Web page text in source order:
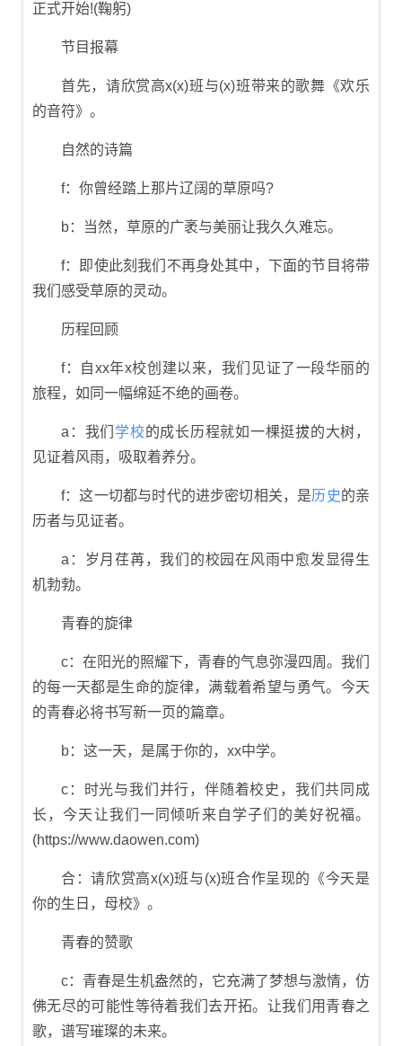
正式开始!(鞠躬)
节目报幕
首先，请欣赏高x(x)班与(x)班带来的歌舞《欢乐
的音符》。
自然的诗篇
f：你曾经踏上那片辽阔的草原吗?
b：当然，草原的广袤与美丽让我久久难忘。
f：即使此刻我们不再身处其中，下面的节目将带
我们感受草原的灵动。
历程回顾
f：自xx年x校创建以来，我们见证了一段华丽的
旅程，如同一幅绵延不绝的画卷。
a：我们 学校的成长历程就如一棵挺拔的大树，
见证着风雨，吸取着养分。
f：这一切都与时代的进步密切相关，是历史的亲
历者与见证者。
a：岁月荏苒，我们的校园在风雨中愈发显得生
机勃勃。
青春的旋律
c：在阳光的照耀下，青春的气息弥漫四周。我们
的每一天都是生命的旋律，满载着希望与勇气。今天
的青春必将书写新一页的篇章。
b：这一天，是属于你的，xx中学。
c：时光与我们并行，伴随着校史，我们共同成
长，今天让我们一同倾听来自学子们的美好祝福。
(https://www.daowen.com)
合：请欣赏高x(x)班与(x)班合作呈现的《今天是
你的生日，母校》。
青春的赞歌
c：青春是生机盎然的，它充满了梦想与激情，仿
佛无尽的可能性等待着我们去开拓。让我们用青春之
歌，谱写璀璨的未来。